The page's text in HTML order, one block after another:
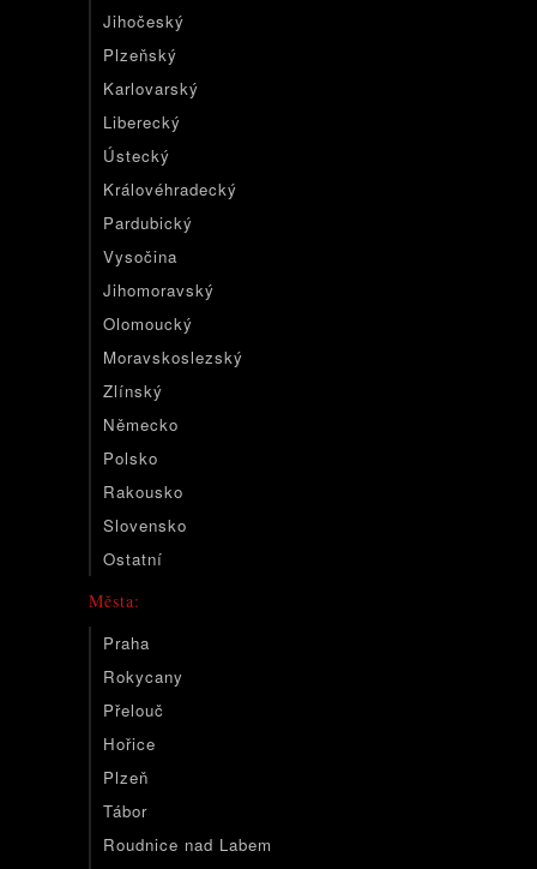
Jihočeský
Plzeňský
Karlovarský
Liberecký
Ústecký
Královéhradecký
Pardubický
Vysočina
Jihomoravský
Olomoucký
Moravskoslezský
Zlínský
Německo
Polsko
Rakousko
Slovensko
Ostatní
Města:
Praha
Rokycany
Přelouč
Hořice
Plzeň
Tábor
Roudnice nad Labem